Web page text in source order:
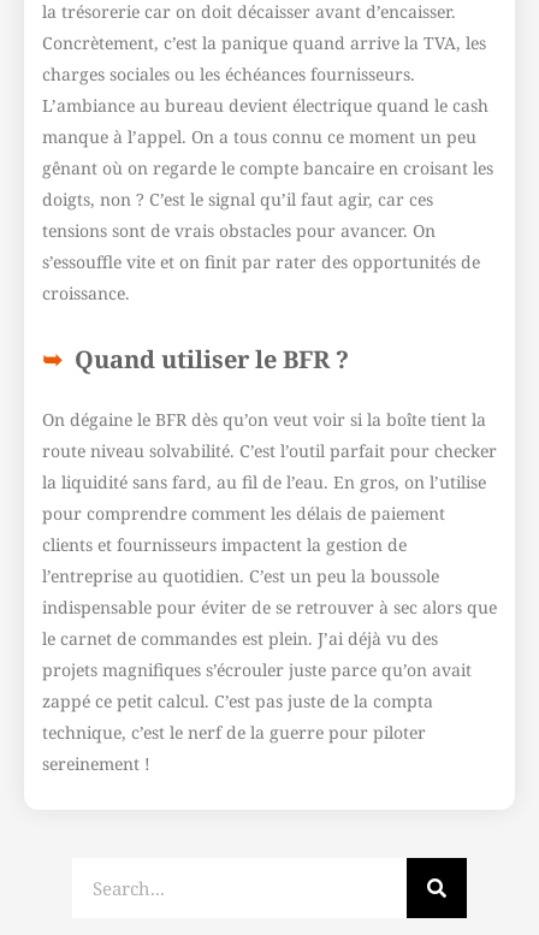
la trésorerie car on doit décaisser avant d’encaisser.
Concrètement, c’est la panique quand arrive la TVA, les
charges sociales ou les échéances fournisseurs.
L’ambiance au bureau devient électrique quand le cash
manque à l’appel. On a tous connu ce moment un peu
gênant où on regarde le compte bancaire en croisant les
doigts, non ? C’est le signal qu’il faut agir, car ces
tensions sont de vrais obstacles pour avancer. On
s’essouffle vite et on finit par rater des opportunités de
croissance.
Quand utiliser le BFR ?
On dégaine le BFR dès qu’on veut voir si la boîte tient la
route niveau solvabilité. C’est l’outil parfait pour checker
la liquidité sans fard, au fil de l’eau. En gros, on l’utilise
pour comprendre comment les délais de paiement
clients et fournisseurs impactent la gestion de
l’entreprise au quotidien. C’est un peu la boussole
indispensable pour éviter de se retrouver à sec alors que
le carnet de commandes est plein. J’ai déjà vu des
projets magnifiques s’écrouler juste parce qu’on avait
zappé ce petit calcul. C’est pas juste de la compta
technique, c’est le nerf de la guerre pour piloter
sereinement !